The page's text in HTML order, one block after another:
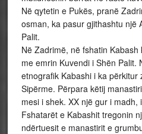
Në qytetin e Pukës, pranë
osman, ka pasur gjithashtu një
Palit.
Në Zadrimë, në fshatin
me emrin Kuvendi i Shën Palit.
etnografik Kabashi i ka përkitur
Sipërme. Përpara këtij
mesi i shek. XX një gur i madh,
Fshatarët e Kabashit tregonin
ndërtuesit e manastirit e